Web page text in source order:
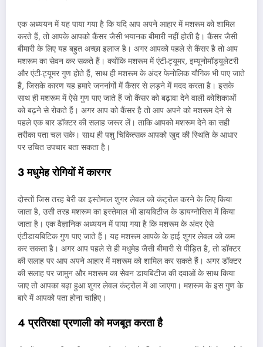
एक अध्ययन में यह पाया गया है कि यदि आप अपने आहार में मशरूम को शामिल
करते हैं, तो आपके आपको कैंसर जैसी भयानक बीमारी नहीं होती है। कैंसर जैसी
बीमारी के लिए यह बहुत अच्छा इलाज है। अगर आपको पहले से कैंसर है तो आप
मशरूम का सेवन कर सकते हैं। क्योंकि मशरूम में एंटी-ट्यूमर, इम्यूनोमॉड्यूलेटरी
और एंटी-ट्यूमर गुण होते हैं, साथ ही मशरूम के अंदर फेनोलिक यौगिक भी पाए जाते
हैं, जिसके कारण यह हमारे जननांगों में कैंसर से लड़ने में मदद करता है। इसके
साथ ही मशरूम में ऐसे गुण पाए जाते हैं जो कैंसर को बढ़ावा देने वाली कोशिकाओं
को बढ़ने से रोकते हैं। अगर आप को कैंसर है तो आप अपने को मशरूम देने से
पहले एक बार डॉक्टर की सलाह जरूर लें। ताकि आपको मशरूम देने का सही
तरीका पता चल सके। साथ ही पशु चिकित्सक आपको खुद की स्थिति के आधार
पर उचित उपचार बता सकता है।
3 मधुमेह रोगियों में कारगर
दोस्तों जिस तरह बेरी का इस्तेमाल शुगर लेवल को कंट्रोल करने के लिए किया
जाता है, उसी तरह मशरूम का इस्तेमाल भी डायबिटीज के डायग्नोसिस में किया
जाता है। एक वैज्ञानिक अध्ययन में पाया गया है कि मशरूम के अंदर ऐसे
एंटीडायबिटिक गुण पाए जाते हैं। यह मशरूम आपके के हाई शुगर लेवल को कम
कर सकता है। अगर आप पहले से ही मधुमेह जैसी बीमारी से पीड़ित है, तो डॉक्टर
की सलाह पर आप अपने आहार में मशरूम को शामिल कर सकते हैं। अगर डॉक्टर
की सलाह पर जामुन और मशरूम का सेवन डायबिटीज की दवाओं के साथ किया
जाए तो आपका बढ़ा हुआ शुगर लेवल कंट्रोल में आ जाएगा। मशरूम के इस गुण के
बारे में आपको पता होना चाहिए।
4 प्रतिरक्षा प्रणाली को मजबूत करता है